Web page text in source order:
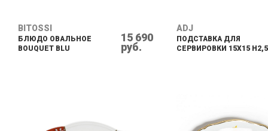
BITOSSI
БЛЮДО ОВАЛЬНОЕ
BOUQUET BLU
15 690
руб.
ADJ
ПОДСТАВКА ДЛЯ
СЕРВИРОВКИ 15Х15 Н2,5